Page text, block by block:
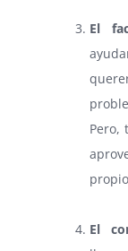
El
Pero,
El